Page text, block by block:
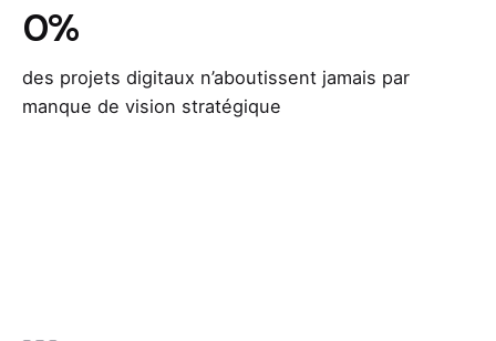
0%
des projets digitaux n’aboutissent jamais par
manque de vision stratégique